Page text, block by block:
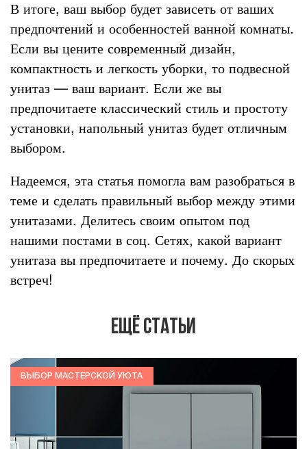
В итоге, ваш выбор будет зависеть от ваших
предпочтений и особенностей ванной комнаты.
Если вы цените современный дизайн,
компактность и легкость уборки, то подвесной
унитаз — ваш вариант. Если же вы
предпочитаете классический стиль и простоту
установки, напольный унитаз будет отличным
выбором.
Надеемся, эта статья помогла вам разобраться в
теме и сделать правильный выбор между этими
унитазами. Делитесь своим опытом под
нашими постами в соц. Сетях, какой вариант
унитаза вы предпочитаете и почему. До скорых
встреч!
Ещё статьи
ВЫБОР МАСТЕРСКОЙ УЮТА